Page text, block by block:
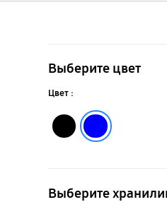
Выберите цвет
Цвет :
Выберите